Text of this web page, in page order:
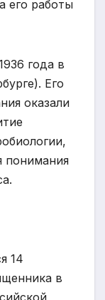
его работы
года в
Его
оказали
понимания
14
в